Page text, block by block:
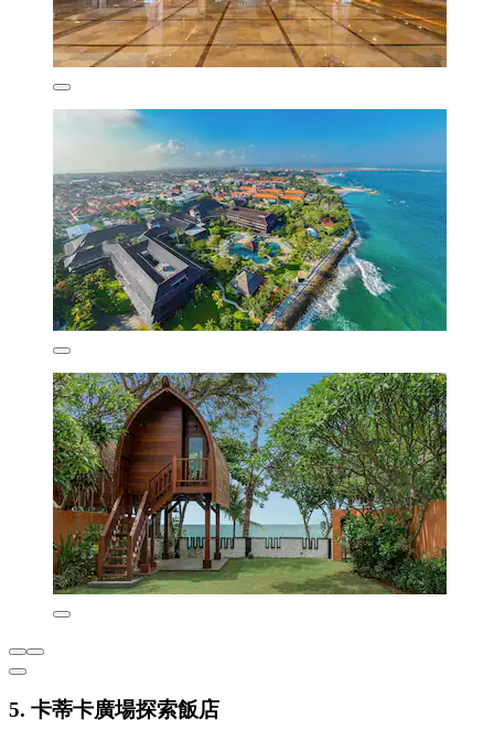
5. 卡蒂卡廣場探索飯店